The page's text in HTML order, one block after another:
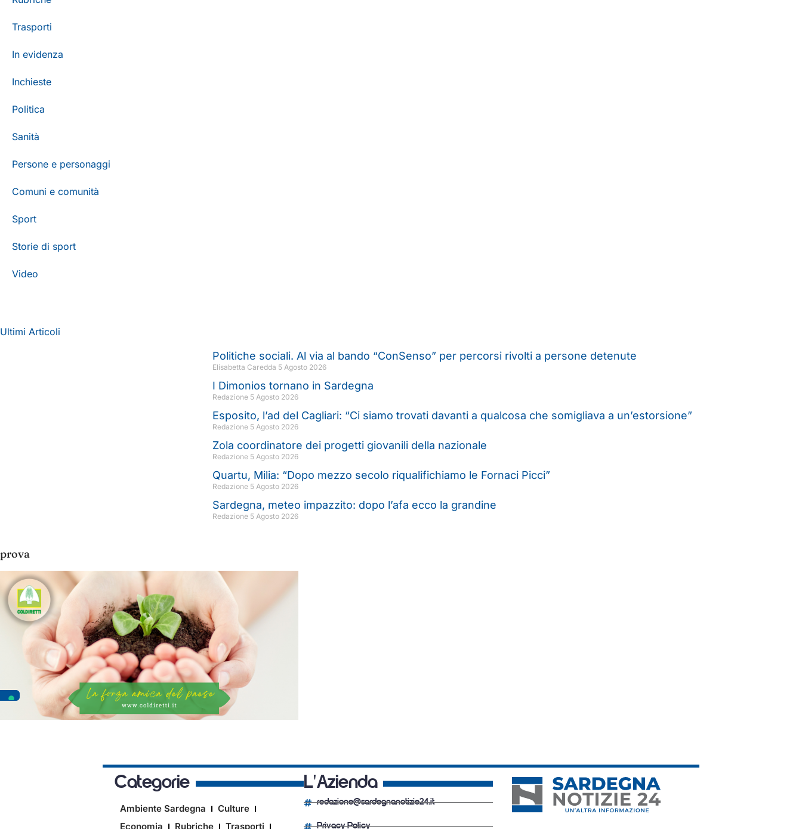
Trasporti
In evidenza
Inchieste
Politica
Sanità
Persone e personaggi
Comuni e comunità
Sport
Storie di sport
Video
Ultimi Articoli
Politiche sociali. Al via al bando “ConSenso” per percorsi rivolti a persone detenute
Elisabetta Caredda 5 Agosto 2026
I Dimonios tornano in Sardegna
Redazione 5 Agosto 2026
Esposito, l’ad del Cagliari: “Ci siamo trovati davanti a qualcosa che somigliava a un’estorsione”
Redazione 5 Agosto 2026
Zola coordinatore dei progetti giovanili della nazionale
Redazione 5 Agosto 2026
Quartu, Milia: “Dopo mezzo secolo riqualifichiamo le Fornaci Picci”
Redazione 5 Agosto 2026
Sardegna, meteo impazzito: dopo l’afa ecco la grandine
Redazione 5 Agosto 2026
prova
Categorie
Ambiente Sardegna
Culture
Economia
Rubriche Trasporti
L'Azienda
redazione@sardegnanotizie24.it
Privacy Policy